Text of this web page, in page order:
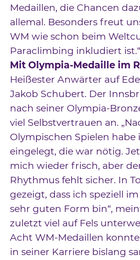
Medaillen, die Chancen
allemal. Besonders freut
WM wie schon beim
Paraclimbing inkludiert ist.“
Mit Olympia-Medaille im
Heißester Anwärter auf
Jakob Schubert. Der
nach seiner Olympia-
viel Selbstvertrauen an.
Olympischen Spielen habe
eingelegt, die war nötig.
mich wieder frisch, aber
Rhythmus fehlt sicher. In
gezeigt, dass ich speziell
sehr guten Form bin“,
zuletzt viel auf Fels
Acht WM-Medaillen
in seiner Karriere bislang